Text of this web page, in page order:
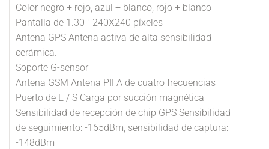
Color negro + rojo, azul + blanco, rojo + blanco
Pantalla de 1.30 ″ 240X240 píxeles
Antena GPS Antena activa de alta sensibilidad
cerámica.
Soporte G-sensor
Antena GSM Antena PIFA de cuatro frecuencias
Puerto de E / S Carga por succión magnética
Sensibilidad de recepción de chip GPS Sensibilidad
de seguimiento: -165dBm, sensibilidad de captura:
-148dBm